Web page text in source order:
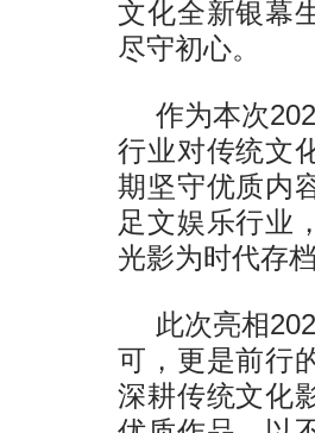
文化全新银幕
尽守初心。
作为本次
行业对传统文
期坚守优质内
足文娱乐行业
光影为时代存
此次亮相
可，更是前行
深耕传统文化